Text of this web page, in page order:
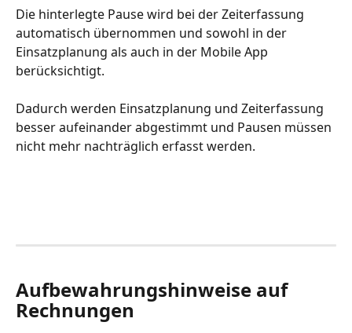
Die hinterlegte Pause wird bei der Zeiterfassung
automatisch übernommen und sowohl in der
Einsatzplanung als auch in der Mobile App
berücksichtigt.
Dadurch werden Einsatzplanung und Zeiterfassung
besser aufeinander abgestimmt und Pausen müssen
nicht mehr nachträglich erfasst werden.
Aufbewahrungshinweise auf
Rechnungen